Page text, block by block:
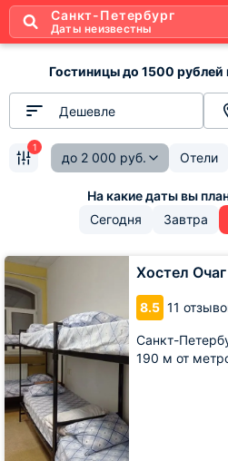
Санкт-Петербург
Даты неизвестны
Гостиницы до 1500
Дешевле
до 2 000 руб. Отели
1
Сегодня Завтра
Хостел Очаг
8.5 11
Санкт-
190 м от
Хостел
Очаг